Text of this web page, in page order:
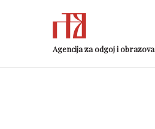
Agencija za odgoj i